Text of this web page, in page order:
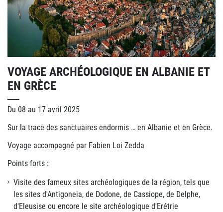
VOYAGE ARCHÉOLOGIQUE EN ALBANIE ET
EN GRÈCE
Du 08 au 17 avril 2025
Sur la trace des sanctuaires endormis … en Albanie et en Grèce.
Voyage accompagné par Fabien Loi Zedda
Points forts :
Visite des fameux sites archéologiques de la région, tels que
les sites d'Antigoneia, de Dodone, de Cassiope, de Delphe,
d'Eleusise ou encore le site archéologique d'Erétrie